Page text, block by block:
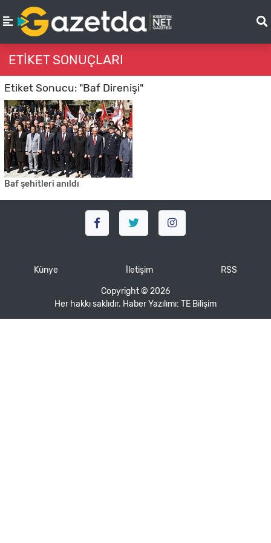
ETIKET SONUÇLARI
Etiket Sonucu: "Baf Direnişi"
Baf şehitleri anıldı
Künye İletişim RSS
Copyright © 2026
Her hakkı saklıdır. Haber Yazılımı: TE Bilişim